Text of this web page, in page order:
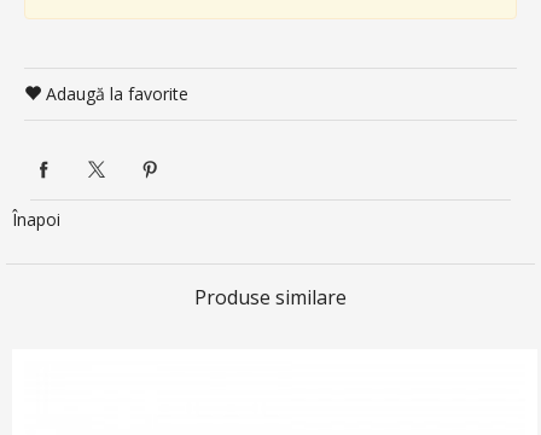
Adaugă la favorite
Înapoi
Produse similare